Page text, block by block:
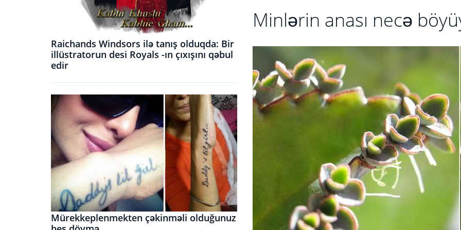
Raichands Windsors ilə tanış olduqda: Bir
illüstratorun desi Royals -ın çıxışını qəbul
edir
Mürekkeplenmekten çəkinməli olduğunuz
Minlərin anası necə